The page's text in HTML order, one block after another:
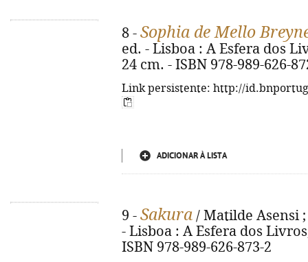
8 - Sophia de Mello
ed. - Lisboa : A Esfera dos
24 cm. - ISBN 978-989-626-
Link persistente: http://
ADICIONAR À LISTA
9 - Sakura / Matilde Asensi
- Lisboa : A Esfera dos
ISBN 978-989-626-873-2